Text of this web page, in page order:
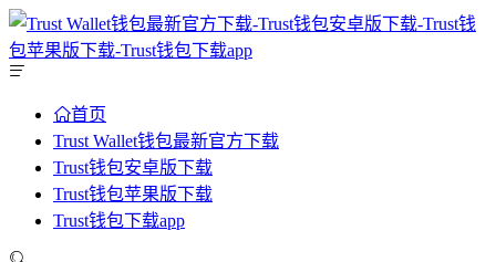
首页
Trust Wallet钱包最新官方下载
Trust钱包安卓版下载
Trust钱包苹果版下载
Trust钱包下载app